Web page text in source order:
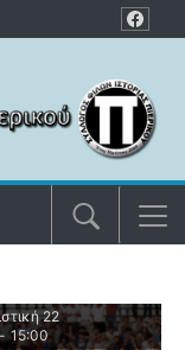
22
- 15:00